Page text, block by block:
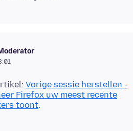
Vorige sessie herstellen -
Firefox uw meest recente
toont